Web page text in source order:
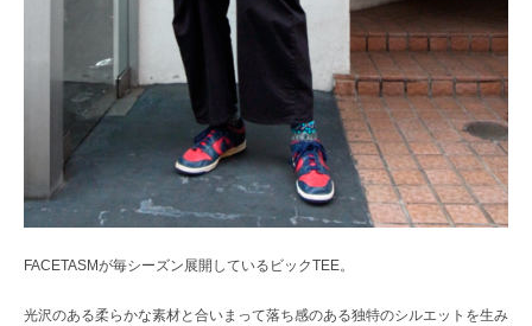
FACETASMが毎シーズン展開しているビックTEE。
光沢のある柔らかな素材と合いまって落ち感のある独特のシルエットを生み